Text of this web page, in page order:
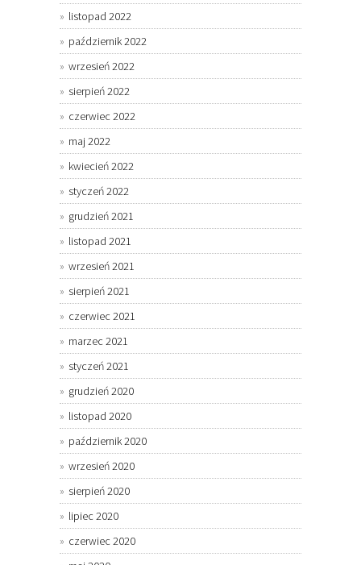
listopad 2022
październik 2022
wrzesień 2022
sierpień 2022
czerwiec 2022
maj 2022
kwiecień 2022
styczeń 2022
grudzień 2021
listopad 2021
wrzesień 2021
sierpień 2021
czerwiec 2021
marzec 2021
styczeń 2021
grudzień 2020
listopad 2020
październik 2020
wrzesień 2020
sierpień 2020
lipiec 2020
czerwiec 2020